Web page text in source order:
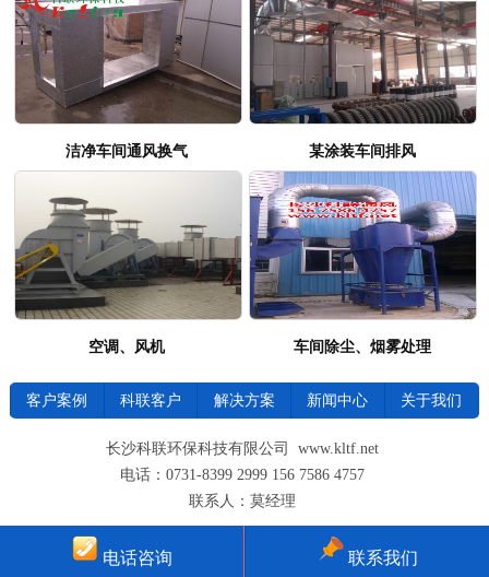
洁净车间通风换气 某涂装车间排风
空调、风机 车间除尘、烟雾处理
客户案例 科联客户 解决方案 新闻中心 关于我们
长沙科联环保科技有限公司 www.kltf.net
电话：0731-8399 2999 156 7586 4757
联系人：莫经理
电话咨询 联系我们